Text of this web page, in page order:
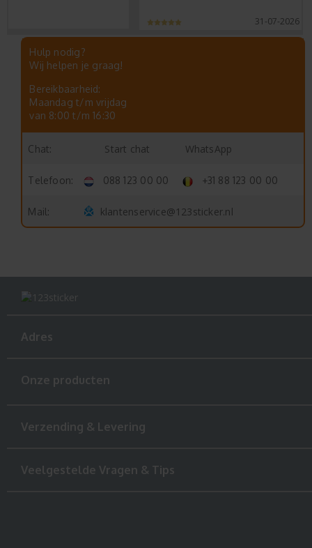
31-07-2026
Hulp nodig?
Wij helpen je graag!
Bereikbaarheid:
Maandag t/m vrijdag
van 8:00 t/m 16:30
Chat: Start chat WhatsApp
Telefoon: 088 123 00 00 +31 88 123 00 00
Mail: klantenservice@123sticker.nl
Adres
Onze producten
Verzending & Levering
Veelgestelde Vragen & Tips